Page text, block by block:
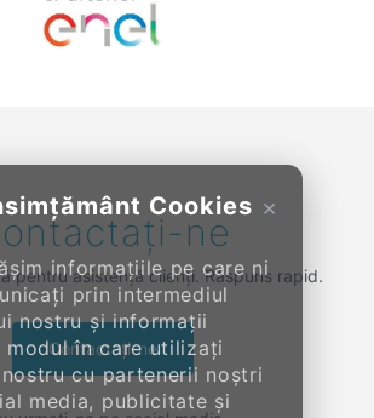
×
Cookies
informațiile pe care ni
prin intermediul
nostru și informații
modul în care utilizați
cu partenerii noștri
media, publicitate și
ne
pentru asistență clienți. Răspuns rapid.
Contactați-ne